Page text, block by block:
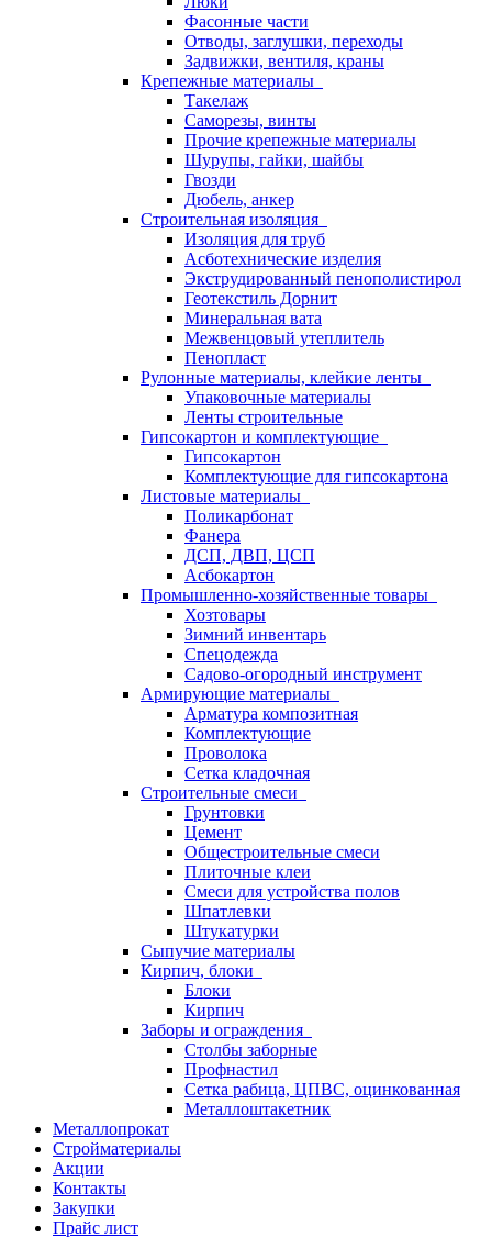
Фасонные части
Отводы, заглушки, переходы
Задвижки, вентиля, краны
Крепежные материалы
Такелаж
Саморезы, винты
Прочие крепежные материалы
Шурупы, гайки, шайбы
Гвозди
Дюбель, анкер
Строительная изоляция
Изоляция для труб
Асботехнические изделия
Экструдированный пенополистирол
Геотекстиль Дорнит
Минеральная вата
Межвенцовый утеплитель
Пенопласт
Рулонные материалы, клейкие ленты
Упаковочные материалы
Ленты строительные
Гипсокартон и комплектующие
Гипсокартон
Комплектующие для гипсокартона
Листовые материалы
Поликарбонат
Фанера
ДСП, ДВП, ЦСП
Асбокартон
Промышленно-хозяйственные товары
Хозтовары
Зимний инвентарь
Спецодежда
Садово-огородный инструмент
Армирующие материалы
Арматура композитная
Комплектующие
Проволока
Сетка кладочная
Строительные смеси
Грунтовки
Цемент
Общестроительные смеси
Плиточные клеи
Смеси для устройства полов
Шпатлевки
Штукатурки
Сыпучие материалы
Кирпич, блоки
Блоки
Кирпич
Заборы и ограждения
Столбы заборные
Профнастил
Сетка рабица, ЦПВС, оцинкованная
Металлоштакетник
Металлопрокат
Стройматериалы
Акции
Контакты
Закупки
Прайс лист